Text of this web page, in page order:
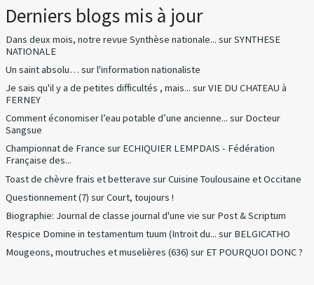
Derniers blogs mis à jour
Dans deux mois, notre revue Synthèse nationale... surSYNTHESE
NATIONALE
Un saint absolu… surl'information nationaliste
Je sais qu'il y a de petites difficultés , mais... surVIE DU CHATEAU à
FERNEY
Comment économiser l’eau potable d’une ancienne... sur Docteur
Sangsue
Championnat de France sur ECHIQUIER LEMPDAIS - Fédération
Française des...
Toast de chèvre frais et betterave surCuisine Toulousaine et Occitane
Questionnement (7) surCourt, toujours !
Biographie: Journal de classe journal d'une vie sur Post & Scriptum
Respice Domine in testamentum tuum (Introit du... sur BELGICATHO
Mougeons, moutruches et muselières (636) sur ET POURQUOI DONC ?